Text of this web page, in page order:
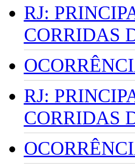
RJ:
CORRIDAS
RJ:
CORRIDAS